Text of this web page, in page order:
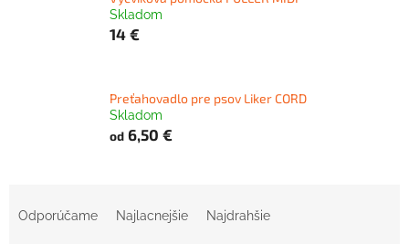
Skladom
14 €
Preťahovadlo pre psov Liker CORD
Skladom
od 6,50 €
Odporúčame Najlacnejšie Najdrahšie